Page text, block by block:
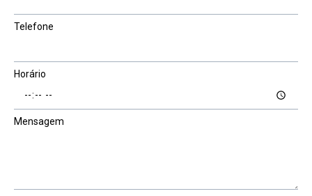
Telefone
Horário
Mensagem